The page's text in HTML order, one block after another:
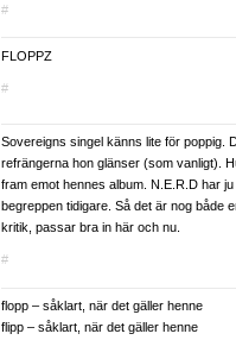
#
FLOPPZ
#
Sovereigns singel känns lite för poppig.
refrängerna hon glänser (som vanligt).
fram emot hennes album. N.E.R.D har
begreppen tidigare. Så det är nog både
kritik, passar bra in här och nu.
#
flopp – såklart, när det gäller henne
flipp – såklart, när det gäller henne